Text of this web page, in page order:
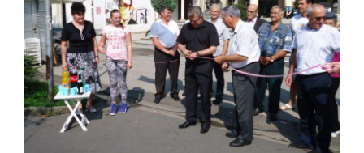
ПРЕЛИМИНАРНA РАНГ ЛИСТA
КАНДИДАТА КОЈИ СУ ОСТВАРИЛИ ПРАВО
НА ГРАДСКИ МЈЕСЕЧНИ БОРАЧКИ
ДОДАТАК ЗА ДЕМОБИЛИСАНЕ БОРЦЕ
ВОЈСКЕ РЕПУБЛИКЕ СРПСКЕ У СТАЊУ
СОЦИЈАЛНЕ ПОТРЕБЕ